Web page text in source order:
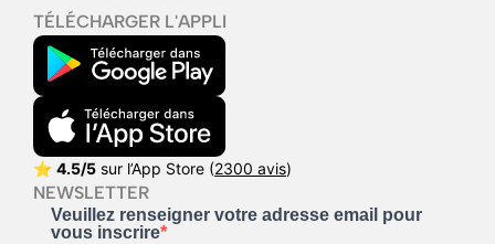
TÉLÉCHARGER L'APPLI
⭐ 4.5/5 sur l’App Store (2300 avis)
NEWSLETTER
Veuillez renseigner votre adresse email pour
vous inscrire